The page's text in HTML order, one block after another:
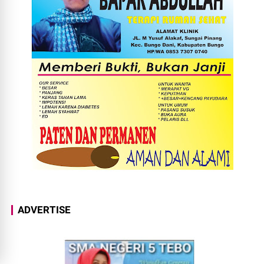
ADVERTISE